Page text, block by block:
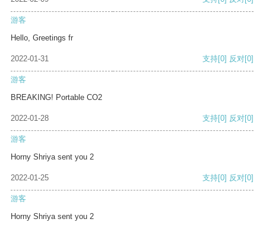
游客
Hello, Greetings fr
2022-01-31 支持[0] 反对[0]
游客
BREAKING! Portable CO2
2022-01-28 支持[0] 反对[0]
游客
Horny Shriya sent you 2
2022-01-25 支持[0] 反对[0]
游客
Horny Shriya sent you 2